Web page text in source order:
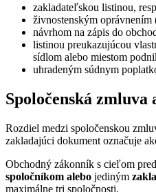
zakladateľskou listinou,
živnostenským
návrhom na zápis do
listinou preukazujúcou
sídlom alebo miestom
uhradeným súdnym
Spoločenská
Rozdiel medzi spoločenskou
zakladajúci dokument označuje
Obchodný zákonník s cieľom
spoločníkom alebo jediným
maximálne tri spoločnosti.